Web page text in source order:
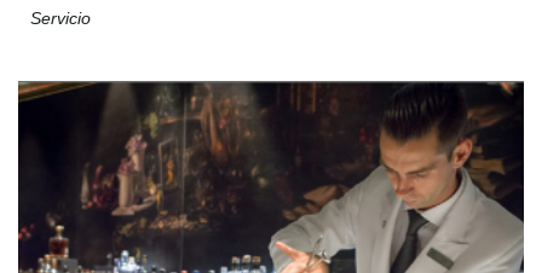
Servicio